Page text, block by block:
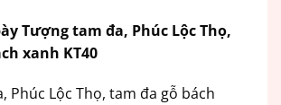
Tượng tam đa, Phúc Lộc Thọ,
xanh KT40
Phúc Lộc Thọ, tam đa gỗ bách